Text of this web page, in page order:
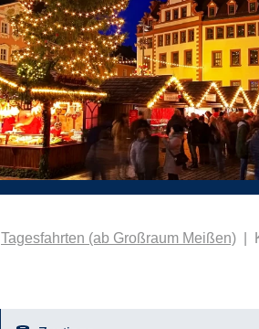
Tagesfahrten (ab Großraum Meißen)